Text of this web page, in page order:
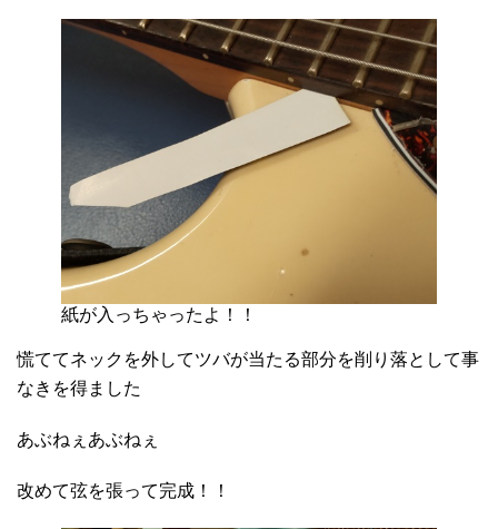
紙が入っちゃったよ！！
慌ててネックを外してツバが当たる部分を削り落として事
なきを得ました
あぶねぇあぶねぇ
改めて弦を張って完成！！